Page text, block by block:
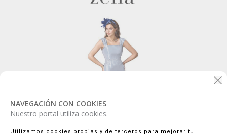
NAVEGACIÓN CON COOKIES
Nuestro portal utiliza cookies.
Utilizamos cookies propias y de terceros para mejorar tu